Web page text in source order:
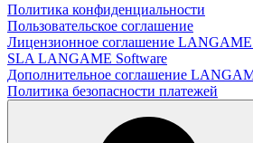
Политика конфиденциальности
Пользовательское соглашение
Лицензионное соглашение LANGAME
SLA LANGAME Software
Дополнительное соглашение
Политика безопасности платежей